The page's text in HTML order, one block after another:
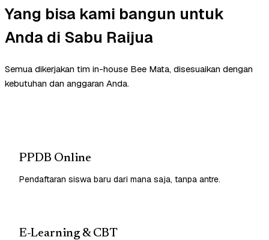
Yang bisa kami bangun untuk
Anda di Sabu Raijua
Semua dikerjakan tim in-house Bee Mata, disesuaikan dengan
kebutuhan dan anggaran Anda.
PPDB Online
Pendaftaran siswa baru dari mana saja, tanpa antre.
E-Learning & CBT